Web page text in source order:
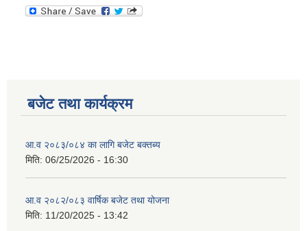
बजेट तथा कार्यक्रम
आ.व २०८३/०८४ का लागि बजेट बक्तब्य
मिति: 06/25/2026 - 16:30
आ.व २०८२/०८३ वार्षिक बजेट तथा योजना
मिति: 11/20/2025 - 13:42